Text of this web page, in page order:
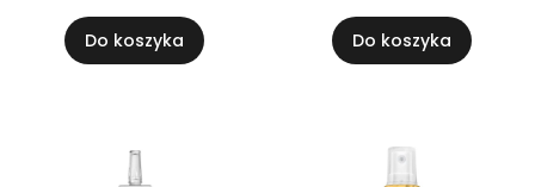
Do koszyka Do koszyka